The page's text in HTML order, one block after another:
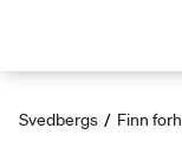
Svedbergs / Finn